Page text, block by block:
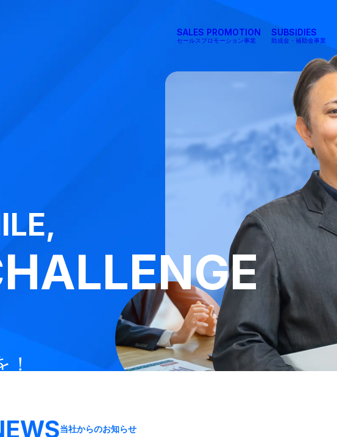
SALES PROMOTION
セールスプロモーション事業
SUBSIDIES
助成金・補助金事業
信じ、
続けます！
当社からのお知らせ